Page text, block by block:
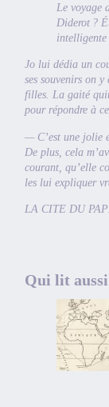
Le voyage
Diderot ?
intelligente
Jo lui dédia un
ses souvenirs on y
filles. La gaité
pour répondre à
— C’est une jolie
De plus, cela
courant, qu’elle
les lui expliquer
LA CITE DU
Qui lit aussi